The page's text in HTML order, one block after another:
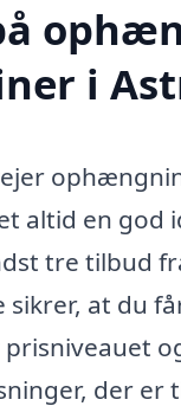
i
altid en god
tre tilbud
sikrer, at du
der er